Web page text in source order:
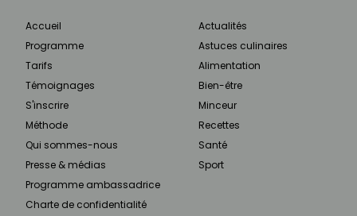
Accueil
Programme
Tarifs
Témoignages
S'inscrire
Méthode
Qui sommes-nous
Presse & médias
Programme ambassadrice
Charte de confidentialité
Actualités
Astuces culinaires
Alimentation
Bien-être
Minceur
Recettes
Santé
Sport